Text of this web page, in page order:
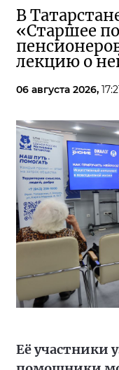
В
«Старшее
лекцию о
06 августа 2026,
Её участники